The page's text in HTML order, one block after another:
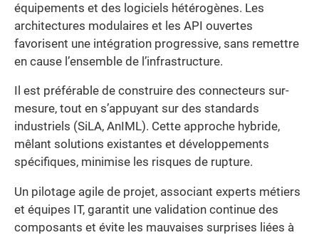
équipements et des logiciels hétérogènes. Les
architectures modulaires et les API ouvertes
favorisent une intégration progressive, sans remettre
en cause l’ensemble de l’infrastructure.
Il est préférable de construire des connecteurs sur-
mesure, tout en s’appuyant sur des standards
industriels (SiLA, AnIML). Cette approche hybride,
mêlant solutions existantes et développements
spécifiques, minimise les risques de rupture.
Un pilotage agile de projet, associant experts métiers
et équipes IT, garantit une validation continue des
composants et évite les mauvaises surprises liées à